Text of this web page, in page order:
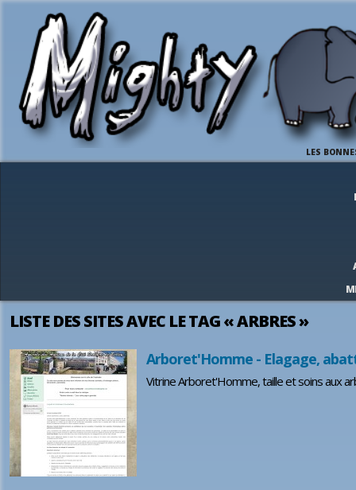
LES
LISTE DES SITES AVEC LE TAG « ARBRES »
Arboret'Homme - Elagage,
Vitrine Arboret'Homme, taille et soins aux